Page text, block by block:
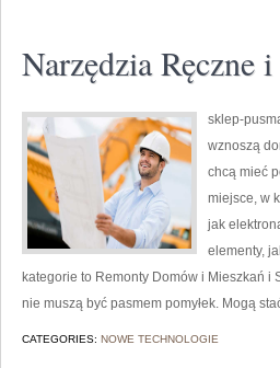
Narzędzia Ręczne
sklep-
wznoszą
chcą mieć
miejsce, w
jak
elementy,
kategorie to Remonty Domów i Mieszkań i
nie muszą być pasmem pomyłek. Mogą
CATEGORIES: NOWE TECHNOLOGIE